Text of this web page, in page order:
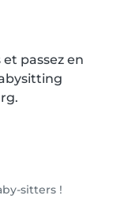
passez en
sitters !